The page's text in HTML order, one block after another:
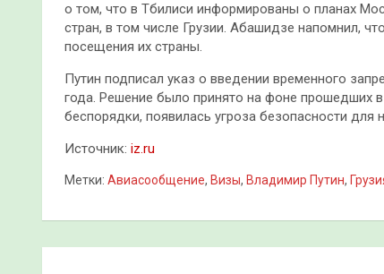
о том, что в Тбилиси информированы о планах
стран, в том числе Грузии. Абашидзе напомнил,
посещения их страны.
Путин подписал указ о введении временного
года. Решение было принято на фоне прошедших
беспорядки, появилась угроза безопасности для
Источник: iz.ru
Метки: Авиасообщение, Визы, Владимир Путин,